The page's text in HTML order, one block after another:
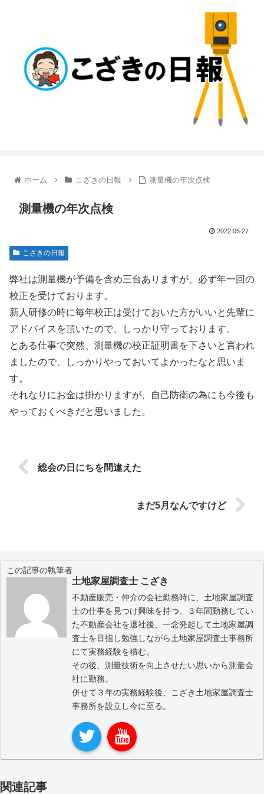
ホーム こざきの日報 測量機の年次点検
測量機の年次点検
2022.05.27
こざきの日報
弊社は測量機が予備を含め三台ありますが、必ず年一回の
校正を受けております。
新人研修の時に毎年校正は受けておいた方がいいと先輩に
アドバイスを頂いたので、しっかり守っております。
とある仕事で突然、測量機の校正証明書を下さいと言われ
ましたので、しっかりやっておいてよかったなと思いま
す。
それなりにお金は掛かりますが、自己防衛の為にも今後も
やっておくべきだと思いました。
総会の日にちを間違えた
まだ5月なんですけど
この記事の執筆者
土地家屋調査士 こざき
不動産販売・仲介の会社勤務時に、土地家屋調査
士の仕事を見つけ興味を持つ。３年間勤務してい
た不動産会社を退社後、一念発起して土地家屋調
査士を目指し勉強しながら土地家屋調査士事務所
にて実務経験を積む。
その後、測量技術を向上させたい思いから測量会
社に勤務。
併せて３年の実務経験後、こざき土地家屋調査士
事務所を設立し今に至る。
関連記事